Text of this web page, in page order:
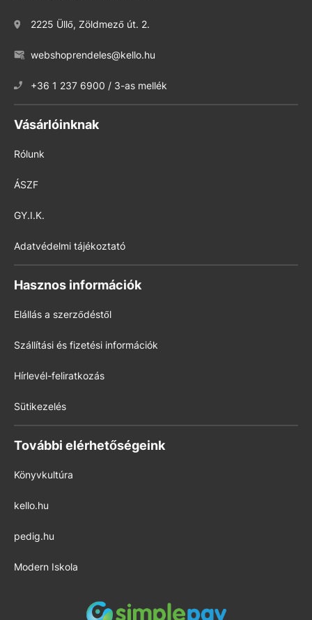
2225 Üllő, Zöldmező út. 2.
webshoprendeles@kello.hu
+36 1 237 6900 / 3-as mellék
Vásárlóinknak
Rólunk
ÁSZF
GY.I.K.
Adatvédelmi tájékoztató
Hasznos információk
Elállás a szerződéstől
Szállítási és fizetési információk
Hírlevél-feliratkozás
Sütikezelés
További elérhetőségeink
Könyvkultúra
kello.hu
pedig.hu
Modern Iskola